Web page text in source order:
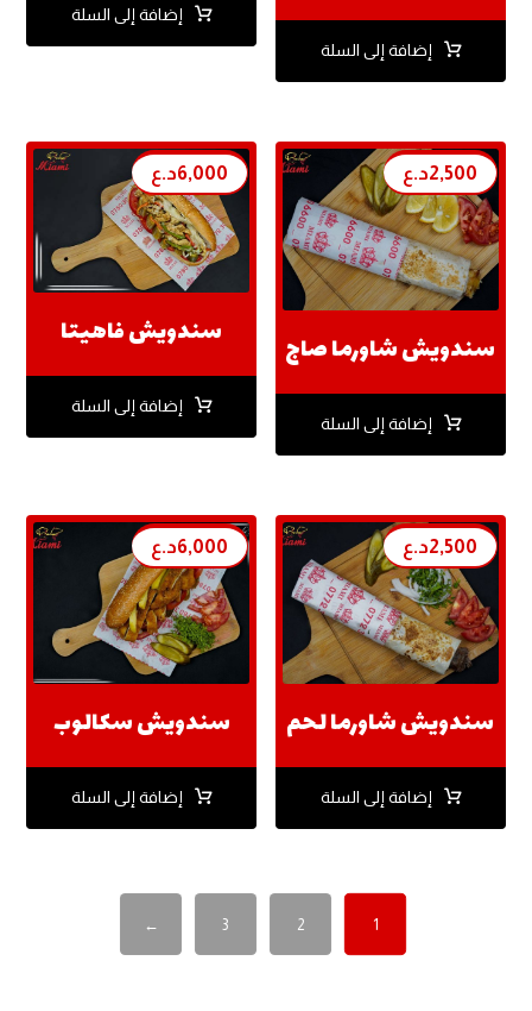
إضافة إلى السلة
إضافة إلى السلة
سندويش شاورما صاج
2,500د.ع
إضافة إلى السلة
سندويش فاهيتا
6,000د.ع
إضافة إلى السلة
سندويش شاورما لحم
2,500د.ع
إضافة إلى السلة
سندويش سكالوب
6,000د.ع
إضافة إلى السلة
1
2
3
←